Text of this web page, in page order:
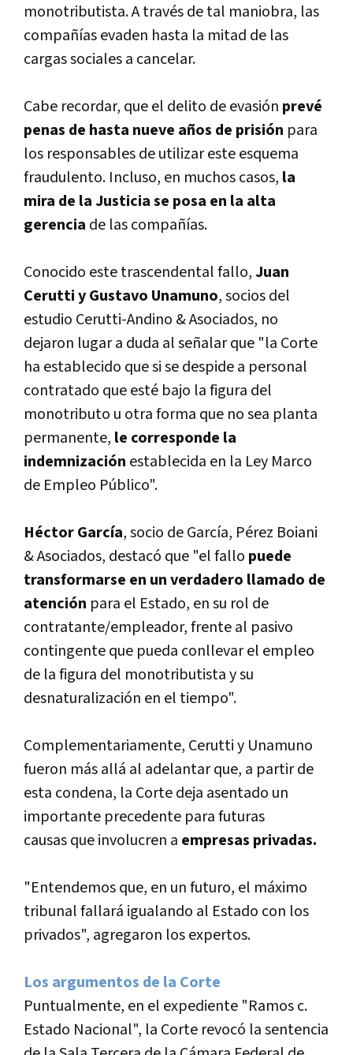
monotributista. A través de tal maniobra, las
compañías evaden hasta la mitad de las
cargas sociales a cancelar.
Cabe recordar, que el delito de evasión prevé
penas de hasta nueve años de prisión para
los responsables de utilizar este esquema
fraudulento. Incluso, en muchos casos, la
mira de la Justicia se posa en la alta
gerencia de las compañías.
Conocido este trascendental fallo,Juan
Cerutti y Gustavo Unamuno, socios del
estudio Cerutti-Andino & Asociados, no
dejaron lugar a duda al señalar que "la Corte
ha establecido que si se despide a personal
contratado que esté bajo la figura del
monotributo u otra forma que no sea planta
permanente, le corresponde la
indemnización establecida en la Ley Marco
de Empleo Público".
Héctor García, socio de García, Pérez Boiani
& Asociados, destacó que "el fallo puede
transformarse en un verdadero llamado de
atención para el Estado, en su rol de
contratante/empleador, frente al pasivo
contingente que pueda conllevar el empleo
de la figura del monotributista y su
desnaturalización en el tiempo".
Complementariamente, Cerutti y Unamuno
fueron más allá al adelantar que, a partir de
esta condena, la Corte deja asentado un
importante precedente para futuras
causas que involucren a empresas privadas.
"Entendemos que, en un futuro, el máximo
tribunal fallará igualando al Estado con los
privados", agregaron los expertos.
Los argumentos de la Corte
Puntualmente, en el expediente "Ramos c.
Estado Nacional", la Corte revocó la sentencia